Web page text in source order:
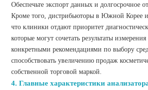
Обеспечьте экспорт данных и долгосрочное
Кроме того, дистрибьюторы в Южной Корее
что клиники отдают приоритет
которые могут сочетать результаты
конкретными рекомендациями по выбору
способствовать увеличению продаж
собственной торговой маркой.
4. Главные характеристики